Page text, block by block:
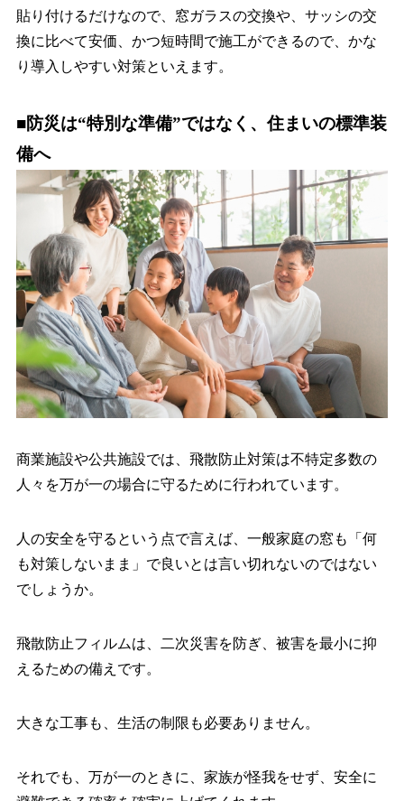
貼り付けるだけなので、窓ガラスの交換や、サッシの交
換に比べて安価、かつ短時間で施工ができるので、かな
り導入しやすい対策といえます。
■防災は“特別な準備”ではなく、住まいの標準装
備へ
商業施設や公共施設では、飛散防止対策は不特定多数の
人々を万が一の場合に守るために行われています。
人の安全を守るという点で言えば、一般家庭の窓も「何
も対策しないまま」で良いとは言い切れないのではない
でしょうか。
飛散防止フィルムは、二次災害を防ぎ、被害を最小に抑
えるための備えです。
大きな工事も、生活の制限も必要ありません。
それでも、万が一のときに、家族が怪我をせず、安全に